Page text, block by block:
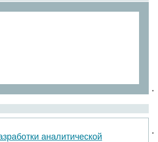
аналитической